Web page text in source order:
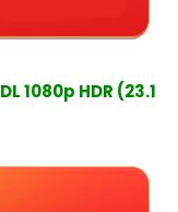
1080p HDR (23.1